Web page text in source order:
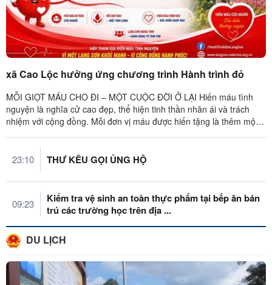
xã Cao Lộc hưởng ứng chương trình Hành trình đỏ
MỖI GIỌT MÁU CHO ĐI – MỘT CUỘC ĐỜI Ở LẠI Hiến máu tình
nguyện là nghĩa cử cao đẹp, thể hiện tinh thần nhân ái và trách
nhiệm với cộng đồng. Mỗi đơn vị máu được hiến tặng là thêm một
23:10 THƯ KÊU GỌI ỦNG HỘ
09:23
Kiểm tra vệ sinh an toàn thực phẩm tại bếp ăn bán
trú các trường học trên địa ...
DU LỊCH